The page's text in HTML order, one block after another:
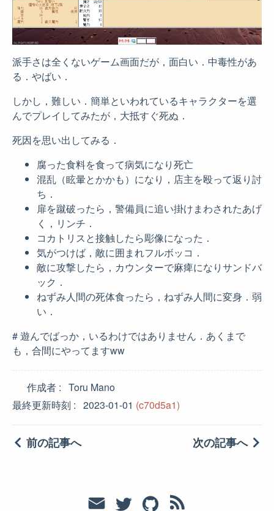
派手さは全くないゲーム画面だが，面白い．中毒性があ
る．やばい．
しかし，難しい．簡単といわれているキャラクターを選
んでプレイしてみたが，大抵すぐ死ぬ．
死因を思い出してみる．
腐った食料を食って病気になり死亡
混乱（眩暈とかかも）になり，店主を殴って返り討
ち．
扉を蹴破ったら，警備員に追い掛けまわされたあげ
く，リンチ．
コカトリスと接触したら彫像になった．
気がつけば，敵に囲まれフルボッコ．
敵に攻撃したら，カウンターで麻痺になりサンドバ
ック．
ねずみ人間の死体食ったら，ねずみ人間に変身．弱
い．
# 遊んでばっか，いるわけではありません．あくまで
も，合間にやってますww
作成者
Toru Mano
最終更新時刻
2023-01-01 (c70d5a1)
前の記事へ 次の記事へ